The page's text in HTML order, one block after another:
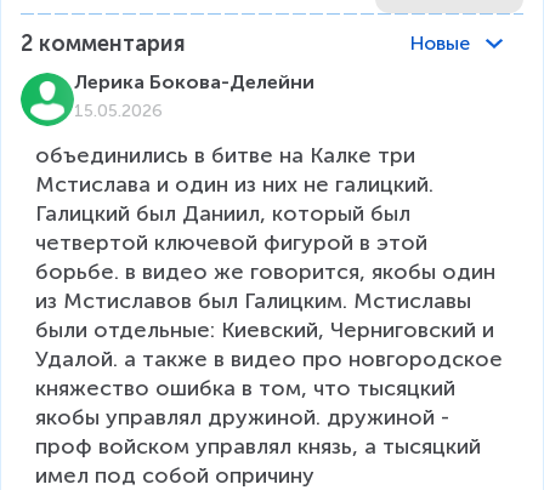
2 комментария
Новые
Лерика Бокова-Делейни
15.05.2026
объединились в битве на Калке три
Мстислава и один из них не галицкий.
Галицкий был Даниил, который был
четвертой ключевой фигурой в этой
борьбе. в видео же говорится, якобы один
из Мстиславов был Галицким. Мстиславы
были отдельные: Киевский, Черниговский и
Удалой. а также в видео про новгородское
княжество ошибка в том, что тысяцкий
якобы управлял дружиной. дружиной -
проф войском управлял князь, а тысяцкий
имел под собой опричину